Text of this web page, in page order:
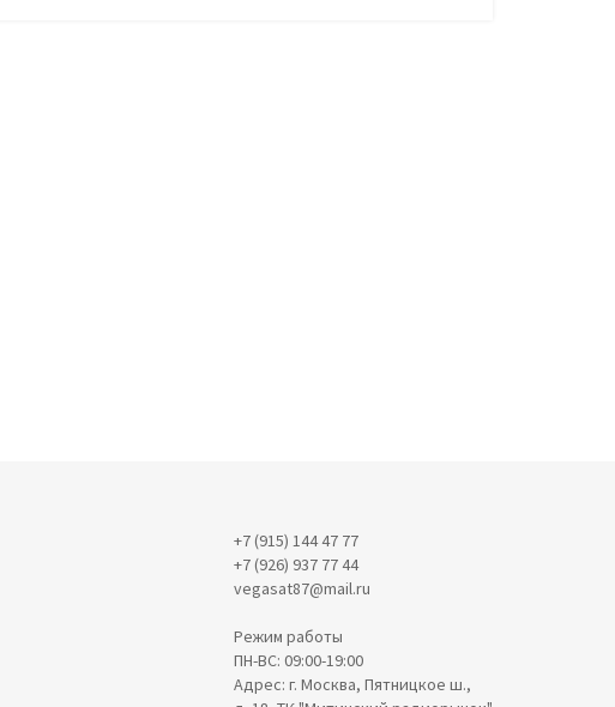
+7 (915) 144 47 77
+7 (926) 937 77 44
vegasat87@mail.ru
Режим работы
ПН-ВС: 09:00-19:00
Адрес: г. Москва, Пятницкое ш.,